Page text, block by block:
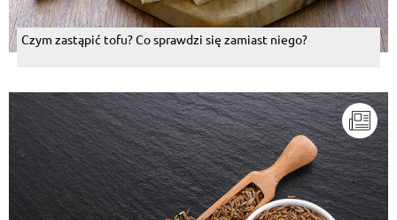
Czym zastąpić tofu? Co sprawdzi się zamiast niego?